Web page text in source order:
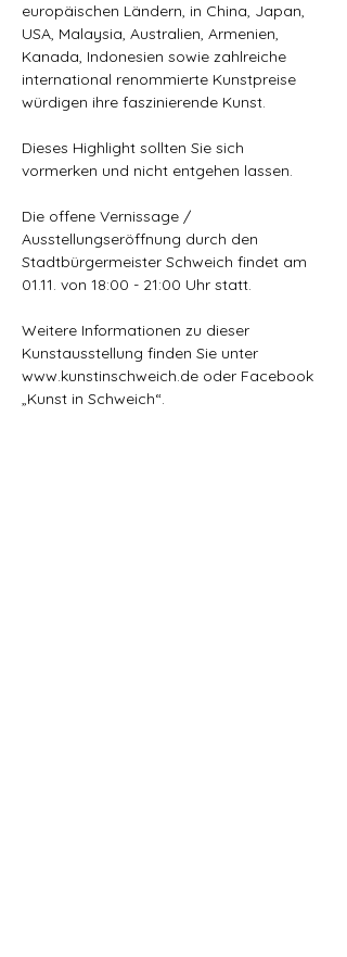
europäischen Ländern, in China, Japan,
USA, Malaysia, Australien, Armenien,
Kanada, Indonesien sowie zahlreiche
international renommierte Kunstpreise
würdigen ihre faszinierende Kunst.
Dieses Highlight sollten Sie sich
vormerken und nicht entgehen lassen.
Die offene Vernissage /
Ausstellungseröffnung durch den
Stadtbürgermeister Schweich findet am
01.11. von 18:00 - 21:00 Uhr statt.
Weitere Informationen zu dieser
Kunstausstellung finden Sie unter
www.kunstinschweich.de oder Facebook
„Kunst in Schweich“.